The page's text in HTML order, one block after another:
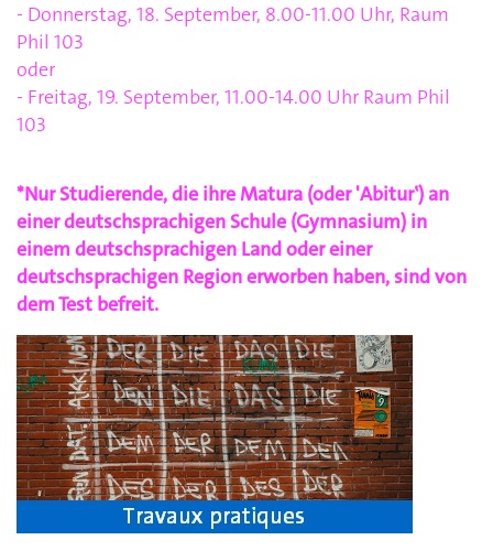
- Donnerstag, 18. September, 8.00-11.00 Uhr, Raum
Phil 103
oder
- Freitag, 19. September, 11.00-14.00 Uhr Raum Phil
103
*Nur Studierende, die ihre Matura (oder 'Abitur‛) an
einer deutschsprachigen Schule (Gymnasium) in
einem deutschsprachigen Land oder einer
deutschsprachigen Region erworben haben, sind von
dem Test befreit.